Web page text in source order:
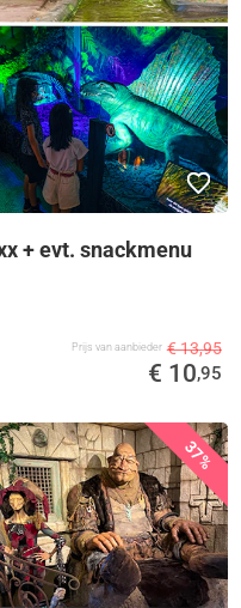
+ evt. snackmenu
Prijs van aanbieder € 13,95
€ 10,95
37%